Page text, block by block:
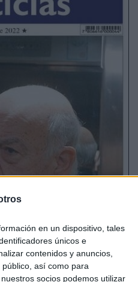
en un dispositivo, tales
únicos e
contenidos y anuncios,
así como para
socios podemos utilizar